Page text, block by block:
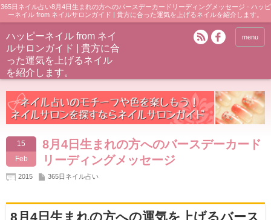
365日ネイル占い8月4日生まれの方へのバースデーカードリーディングメッセージ - ハッピ
ーネイル from ネイルサロンガイド | 貴方に合った運気を上げるネイルを紹介します。
ハッピーネイル from ネイ
ルサロンガイド | 貴方に合
った運気を上げるネイル
を紹介します。
menu
15
Feb
8月4日生まれの方へのバースデーカード
リーディングメッセージ
2015 365日ネイル占い
8月4日生まれの方への運気を上げるバース